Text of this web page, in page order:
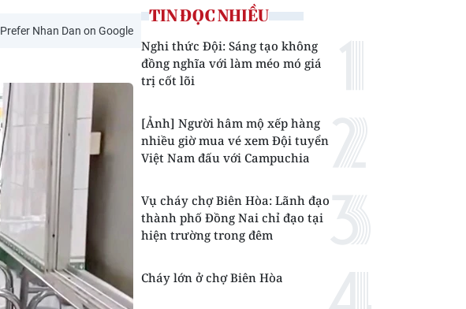
Prefer Nhan Dan on Google
TIN ĐỌC NHIỀU
Nghi thức Đội: Sáng tạo không
đồng nghĩa với làm méo mó giá
trị cốt lõi
[Ảnh] Người hâm mộ xếp hàng
nhiều giờ mua vé xem Đội tuyển
Việt Nam đấu với Campuchia
Vụ cháy chợ Biên Hòa: Lãnh đạo
thành phố Đồng Nai chỉ đạo tại
hiện trường trong đêm
Cháy lớn ở chợ Biên Hòa